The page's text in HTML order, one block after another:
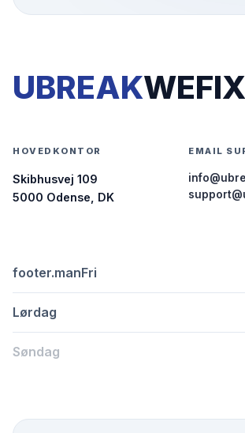
UBREAKWEFIX
HOVEDKONTOR
Skibhusvej 109
5000 Odense, DK
EMAIL
footer.manFri
Lørdag
Søndag